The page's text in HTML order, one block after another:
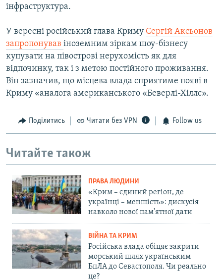
інфраструктура.
У вересні російський глава Криму Сергій Аксьонов
запропонував іноземним зіркам шоу-бізнесу
купувати на півострові нерухомість як для
відпочинку, так і з метою постійного проживання.
Він зазначив, що місцева влада сприятиме появі в
Криму «аналога американського «Беверлі-Хіллс».
Поділитись Читати без VPN Follow us
Читайте також
ПРАВА ЛЮДИНИ
«Крим – єдиний регіон, де
українці – меншість»: дискусія
навколо нової пам'ятної дати
ВІЙНА ТА КРИМ
Російська влада обіцяє закрити
морський шлях українським
БпЛА до Севастополя. Чи реально
це?